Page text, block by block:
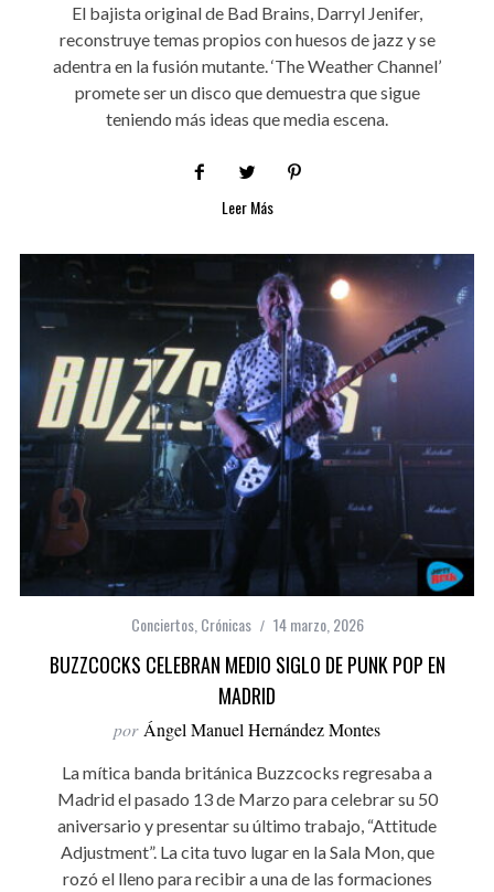
El bajista original de Bad Brains, Darryl Jenifer,
reconstruye temas propios con huesos de jazz y se
adentra en la fusión mutante. ‘The Weather Channel’
promete ser un disco que demuestra que sigue
teniendo más ideas que media escena.
Leer Más
Conciertos, Crónicas 14 marzo, 2026
BUZZCOCKS CELEBRAN MEDIO SIGLO DE PUNK POP EN
MADRID
por Ángel Manuel Hernández Montes
La mítica banda británica Buzzcocks regresaba a
Madrid el pasado 13 de Marzo para celebrar su 50
aniversario y presentar su último trabajo, “Attitude
Adjustment”. La cita tuvo lugar en la Sala Mon, que
rozó el lleno para recibir a una de las formaciones